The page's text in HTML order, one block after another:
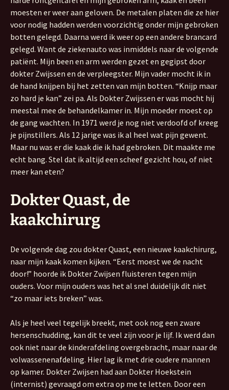
moesten er weer aan geloven. De metalen platen die ze hier
voor nodig hadden werden voorzichtig onder mijn gebroken
botten gelegd. Daarna werd ik weer op een andere brancard
gelegd. Want de ziekenauto was inmiddels naar de volgende
patiënt. Mijn been en arm werden gezet en gegipst door
dokter Zwijssen en de verpleegster. Mijn vader mocht ik in
de hand knijpen bij het zetten van mijn botten. “Knijp maar
zo hard je kan” zei pa. Als Dokter Zwijssen er was mocht hij
meestal mee de behandelkamer in. Mijn moeder moest op
de gang wachten. In 1971 werd je nog niet verdoofd of kreeg
je pijnstillers. Als 12 jarige was ik al heel wat pijn gewent.
Maar nu was er die kaak die ik had gebroken. Dit maakte me
echt bang. Stel dat ik altijd een scheef gezicht hou, of niet
meer kan eten?
Dokter Quast, de
kaakchirurg
De volgende dag zou dokter Quast, een nieuwe kaakchirurg,
naar mijn kaak komen kijken. “Eerst moest we de nacht
door!” hoorde ik Dokter Zwijsen fluisteren tegen mijn
ouders. Voor mijn ouders was het al snel duidelijk dit niet
“zo maar iets breken” was.
Als je heel veel tegelijk breekt, met ook nog een zware
hersenschudding, kan dit te veel zijn voor je lijf. Ik werd dan
ook niet naar de kinderafdeling overgebracht, maar naar de
volwassenenafdeling. Hier lag ik met drie oudere mannen
op kamer. Dokter Zwijsen had aan Dokter Hoekstein
(internist) gevraagd om extra op me te letten. Door een